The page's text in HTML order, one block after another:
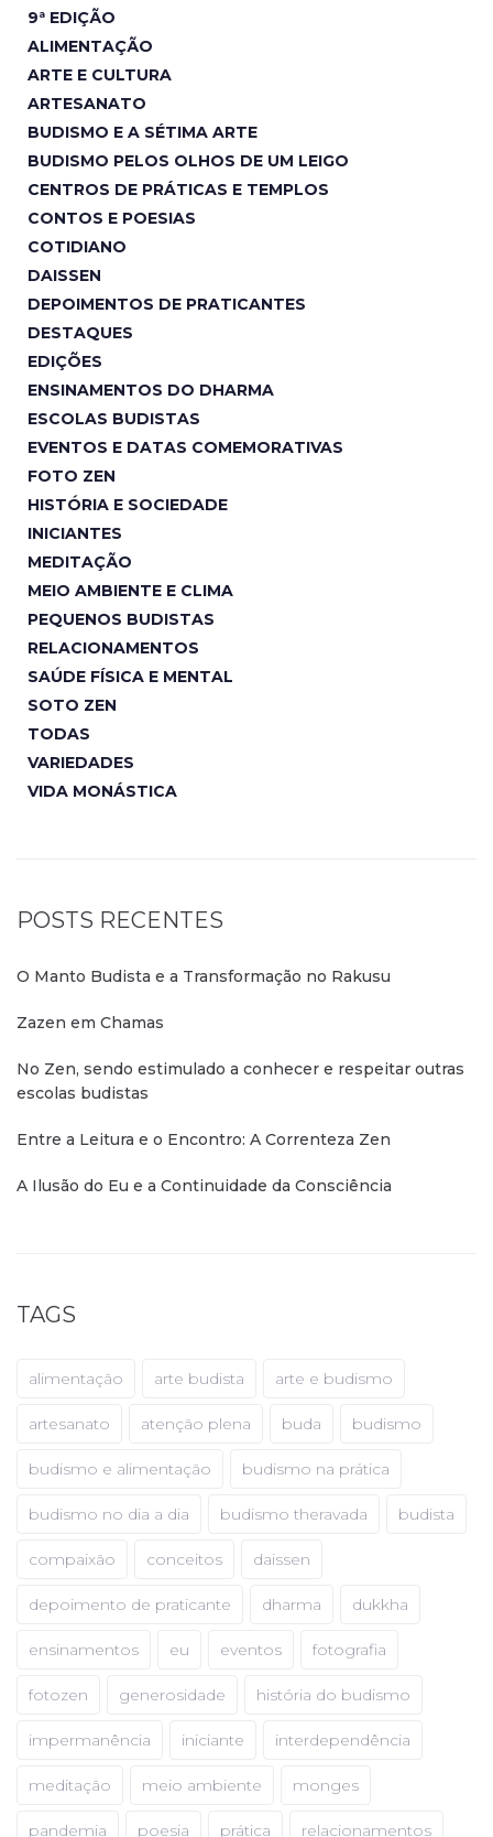
9ª EDIÇÃO
ALIMENTAÇÃO
ARTE E CULTURA
ARTESANATO
BUDISMO E A SÉTIMA ARTE
BUDISMO PELOS OLHOS DE UM LEIGO
CENTROS DE PRÁTICAS E TEMPLOS
CONTOS E POESIAS
COTIDIANO
DAISSEN
DEPOIMENTOS DE PRATICANTES
DESTAQUES
EDIÇÕES
ENSINAMENTOS DO DHARMA
ESCOLAS BUDISTAS
EVENTOS E DATAS COMEMORATIVAS
FOTO ZEN
HISTÓRIA E SOCIEDADE
INICIANTES
MEDITAÇÃO
MEIO AMBIENTE E CLIMA
PEQUENOS BUDISTAS
RELACIONAMENTOS
SAÚDE FÍSICA E MENTAL
SOTO ZEN
TODAS
VARIEDADES
VIDA MONÁSTICA
POSTS RECENTES
O Manto Budista e a Transformação no Rakusu
Zazen em Chamas
No Zen, sendo estimulado a conhecer e respeitar outras
escolas budistas
Entre a Leitura e o Encontro: A Correnteza Zen
A Ilusão do Eu e a Continuidade da Consciência
TAGS
alimentação arte budista arte e budismo
artesanato atenção plena buda budismo
budismo e alimentação budismo na prática
budismo no dia a dia budismo theravada budista
compaixão conceitos daissen
depoimento de praticante dharma dukkha
ensinamentos eu eventos fotografia
fotozen generosidade história do budismo
impermanência iniciante interdependência
meditação meio ambiente monges
pandemia poesia prática relacionamentos